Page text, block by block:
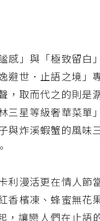
感」與「極致留
避世．止語之境
，取而代之的則
三星等級奢華菜
與炸溪蝦蟹的風
利漫活更在情人
香檳凍、蜂蜜無
，讓戀人們在止